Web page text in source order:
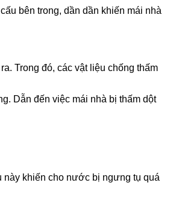
bên trong, dần dần khiến mái nhà
Trong đó, các vật liệu chống thấm
Dẫn đến việc mái nhà bị thấm dột
khiến cho nước bị ngưng tụ quá